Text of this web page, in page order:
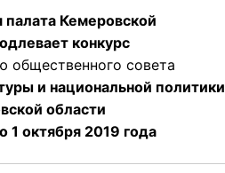
Кемеровской
конкурс
общественного совета
и национальной политики
области
1 октября 2019 года